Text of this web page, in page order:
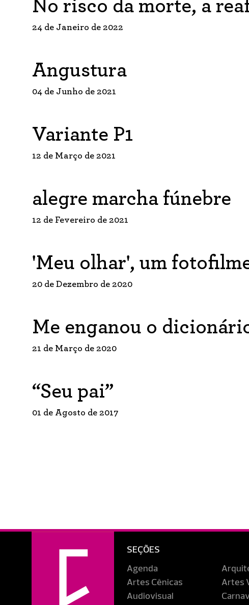
No risco da morte, a
24 de Janeiro de 2022
Angustura
04 de Junho de 2021
Variante P1
12 de Março de 2021
alegre marcha fúnebre
12 de Fevereiro de 2021
'Meu olhar', um
20 de Dezembro de 2020
Me enganou o
21 de Março de 2020
“Seu pai”
01 de Agosto de 2017
SEÇÕES
Agenda
Artes Cênicas
Artes
Audiovisual